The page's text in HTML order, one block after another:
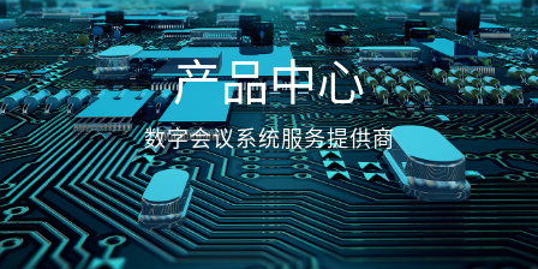
v
i
g
a
t
i
o
n
产品中心
数字会议系统服务提供商